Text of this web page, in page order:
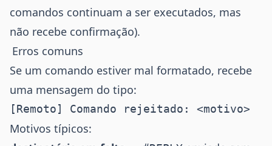
comandos continuam a ser executados, mas
não recebe confirmação).
Erros comuns
Se um comando estiver mal formatado, recebe
uma mensagem do tipo:
Motivos típicos: